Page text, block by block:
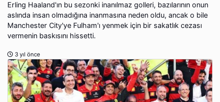
Erling Haaland'ın bu sezonki inanılmaz golleri, bazılarının onun
aslında insan olmadığına inanmasına neden oldu, ancak o bile
Manchester City'ye Fulham'ı yenmek için bir sakatlık cezası
vermenin baskısını hissetti.
3 yıl önce